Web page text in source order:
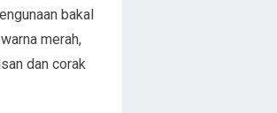
bakal
merah,
dan corak